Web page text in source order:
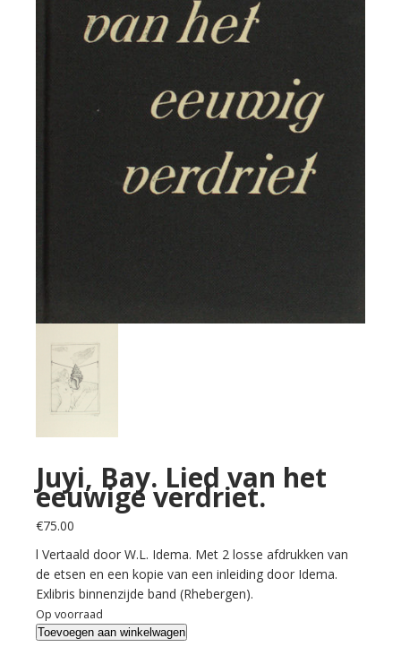
Juyi, Bay. Lied van het
eeuwige verdriet.
€75.00
l Vertaald door W.L. Idema. Met 2 losse afdrukken van
de etsen en een kopie van een inleiding door Idema.
Exlibris binnenzijde band (Rhebergen).
Op voorraad
Juyi,
Toevoegen aan winkelwagen